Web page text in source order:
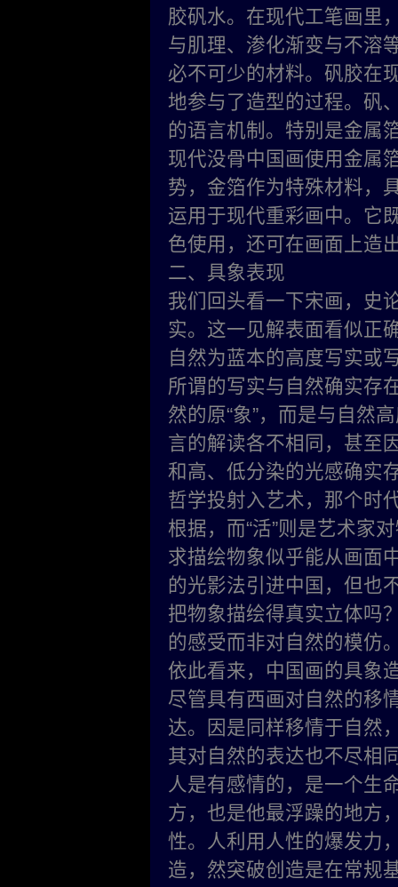
胶矾水。在现代工笔画里
与肌理、渗化渐变与不溶
必不可少的材料。矾胶在
地参与了造型的过程。矾
的语言机制。特别是金属
现代没骨中国画使用金属
势，金箔作为特殊材料，
运用于现代重彩画中。它
色使用，还可在画面上造
二、具象表现
我们回头看一下宋画，史
实。这一见解表面看似正
自然为蓝本的高度写实或
所谓的写实与自然确实存
然的原“象”，而是与自然
言的解读各不相同，甚至
和高、低分染的光感确实
哲学投射入艺术，那个时
根据，而“活”则是艺术家
求描绘物象似乎能从画面
的光影法引进中国，但也
把物象描绘得真实立体吗
的感受而非对自然的模仿
依此看来，中国画的具象
尽管具有西画对自然的移
达。因是同样移情于自然
其对自然的表达也不尽相
人是有感情的，是一个生
方，也是他最浮躁的地方
性。人利用人性的爆发力
造，然突破创造是在常规